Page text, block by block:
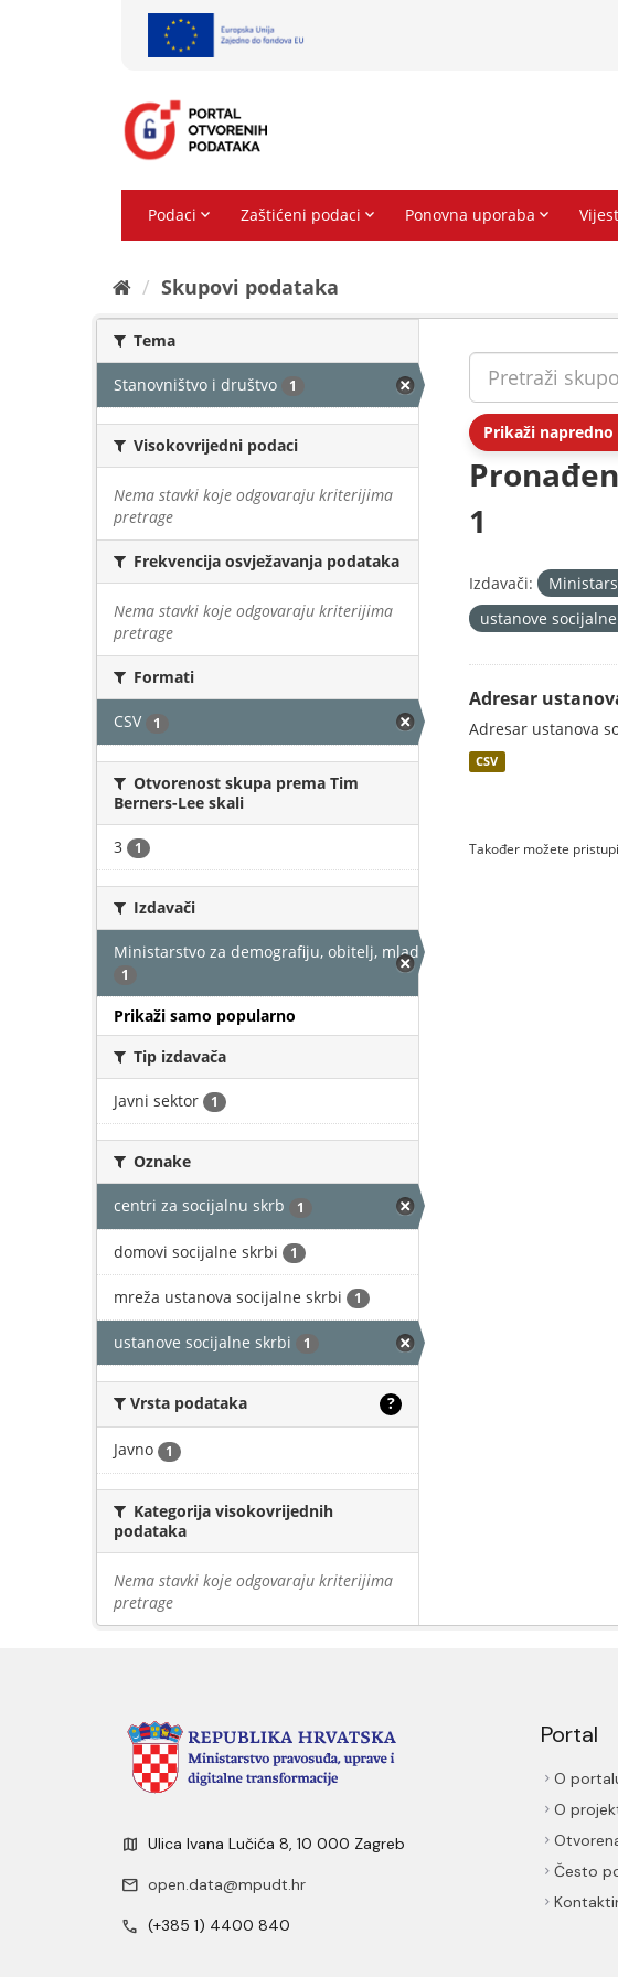
Skupovi podаtаkа
Tema
Stanovništvo i društvo 1
Visokovrijedni podaci
Nema stavki koje odgovaraju kriterijima
pretrage
Frekvencija osvježavanja podataka
Nema stavki koje odgovaraju kriterijima
pretrage
Formati
CSV 1
Otvorenost skupa prema Tim
Berners-Lee skali
3 1
Izdavači
Ministarstvo za demografiju, obitelj, mlade i socijalnu politiku
1
Prikaži samo popularno
Tip izdavača
Javni sektor 1
Oznake
centri za socijalnu skrb 1
domovi socijalne skrbi 1
mreža ustanova socijalne skrbi 1
ustanove socijalne skrbi 1
Vrsta podataka ?
Javno 1
Kategorija visokovrijednih
podataka
Nema stavki koje odgovaraju kriterijima
pretrage
Prikaži
1
Izdavači:
ustanove
Adresar
Adresar ustanova
CSV
Također možete